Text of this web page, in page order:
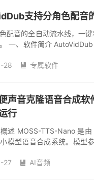
支持分角色配音
配音的全自动流水线，一
一、软件简介
28  专属软件
声音克隆语音合成
行
述 MOSS-TTS-Nano 是
模型语音合成系统。模型
27  AI音频